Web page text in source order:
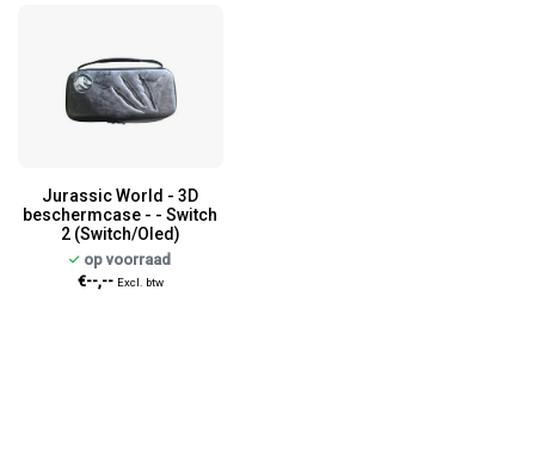
Jurassic World - 3D
beschermcase - - Switch
2 (Switch/Oled)
op voorraad
€--,-- Excl. btw